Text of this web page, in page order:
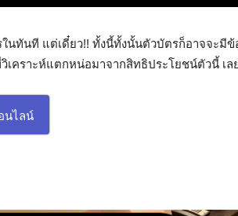
นทันที แต่เดี๋ยว!! ทั้งนี้ทั้งนั้นตัวบัตรก็อาจจะมีข้
เคราะห์แตกหน่อมาจากสิทธิประโยชน์ตัวนี้ เล
นไลน์